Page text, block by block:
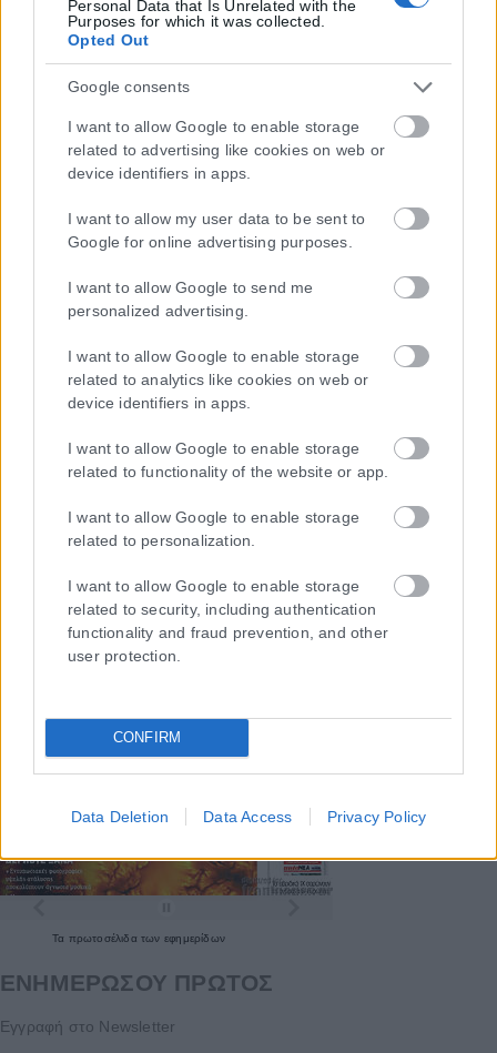
Personal Data that Is Unrelated with the
Purposes for which it was collected.
Opted Out
Google consents
I want to allow Google to enable storage
related to advertising like cookies on web or
device identifiers in apps.
I want to allow my user data to be sent to
Google for online advertising purposes.
I want to allow Google to send me
personalized advertising.
I want to allow Google to enable storage
related to analytics like cookies on web or
device identifiers in apps.
I want to allow Google to enable storage
related to functionality of the website or app.
I want to allow Google to enable storage
related to personalization.
I want to allow Google to enable storage
related to security, including authentication
functionality and fraud prevention, and other
user protection.
CONFIRM
Data Deletion Data Access Privacy Policy
επέκταση η ιστοσελίδα που κατέχει αυτή “www.karfitsa.gr”
συμμορφώνονται με τη Σύσταση (ΕΕ) 2018/334 της Επιτροπής της
1ης Μαρτίου 2018 σχετικά με τα μέτρα για την αποτελεσματική
αντιμετώπιση του παράνομου περιεχομένου στο διαδίκτυο (L 63).
Μοναδικός αριθμός Μ.Η.Τ. 262048
ΤΑ ΠΡΩΤΟΣΕΛΙΔΑ ΣΗΜΕΡΑ
Τα πρωτοσέλιδατων εφημερίδων
ΕΝΗΜΕΡΩΣΟΥ ΠΡΩΤΟΣ
Εγγραφή στο Newsletter